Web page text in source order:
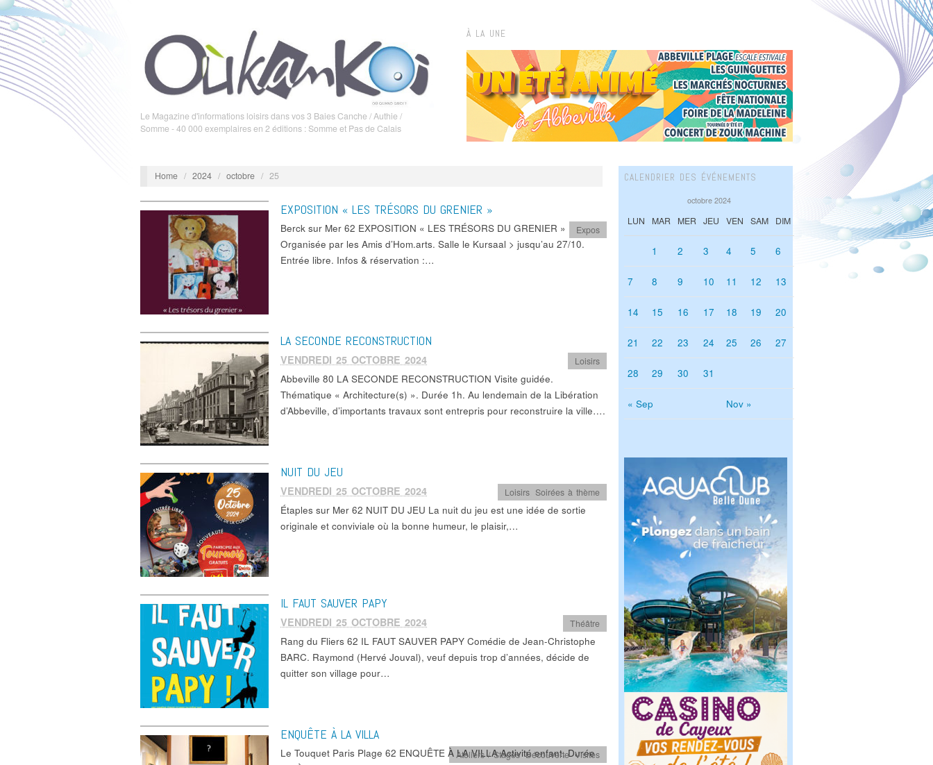
Le Magazine d'informations loisirs dans vos 3 Baies Canche / Authie /
Somme - 40 000 exemplaires en 2 éditions : Somme et Pas de Calais
À LA UNE
Home / 2024 / octobre / 25
EXPOSITION « LES TRÉSORS DU GRENIER »
Expos
Berck sur Mer 62 EXPOSITION « LES TRÉSORS DU GRENIER »
Organisée par les Amis d’Hom.arts. Salle le Kursaal > jusqu’au 27/10.
Entrée libre. Infos & réservation :…
LA SECONDE RECONSTRUCTION
VENDREDI 25 OCTOBRE 2024 Loisirs
Abbeville 80 LA SECONDE RECONSTRUCTION Visite guidée.
Thématique « Architecture(s) ». Durée 1h. Au lendemain de la Libération
d’Abbeville, d’importants travaux sont entrepris pour reconstruire la ville….
NUIT DU JEU
VENDREDI 25 OCTOBRE 2024 Loisirs ,Soirées à thème
Étaples sur Mer 62 NUIT DU JEU La nuit du jeu est une idée de sortie
originale et conviviale où la bonne humeur, le plaisir,…
IL FAUT SAUVER PAPY
VENDREDI 25 OCTOBRE 2024 Théâtre
Rang du Fliers 62 IL FAUT SAUVER PAPY Comédie de Jean-Christophe
BARC. Raymond (Hervé Jouval), veuf depuis trop d’années, décide de
quitter son village pour…
ENQUÊTE À LA VILLA
Ateliers / Stages,Découverte,Visites
Le Touquet Paris Plage 62 ENQUÊTE À LA VILLA Activité enfant. Durée
CALENDRIER DES ÉVÉNEMENTS
octobre 2024
LUN MAR MER JEU VEN SAM DIM
« Sep Nov »
1 2 3 4 5 6
7 8 9 10 11 12 13
14 15 16 17 18 19 20
21 22 23 24 25 26 27
28 29 30 31